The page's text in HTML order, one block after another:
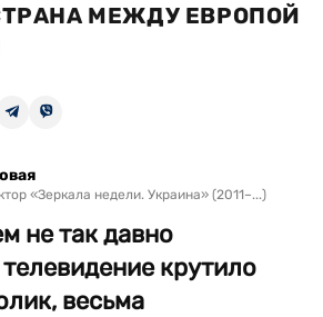
МЕЖДУ ЕВРОПОЙ
«Зеркала недели. Украина» (2011–...)
не так давно
крутило
весьма